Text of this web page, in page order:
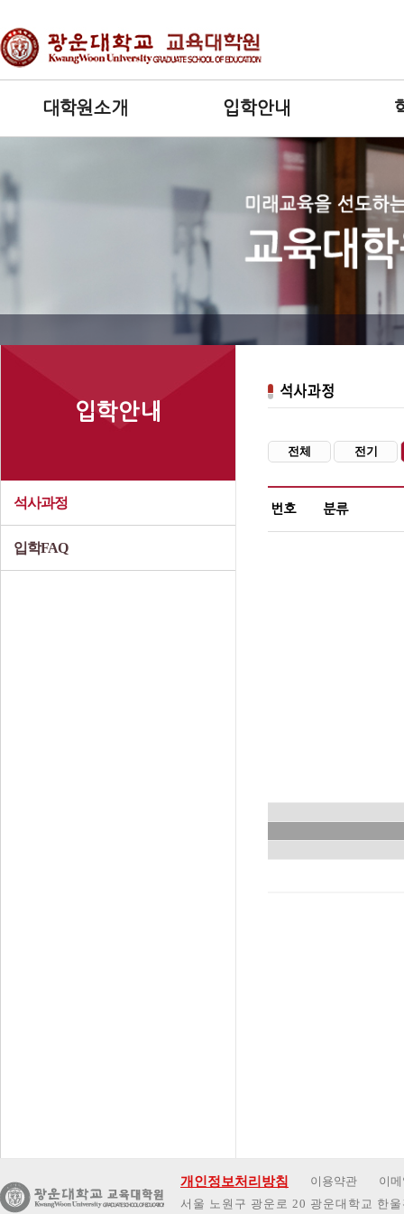
대학원소개 입학안내
입학안내
석사과정
입학FAQ
전체 전기
번호 분류
개인정보처리방침 이용약관
이
서울 노원구 광운로 20 광운대학교 한